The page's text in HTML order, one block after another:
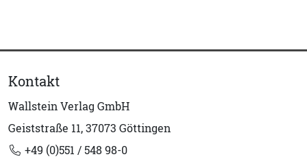
Kontakt
Wallstein Verlag GmbH
Geiststraße 11, 37073 Göttingen
+49 (0)551 / 548 98-0